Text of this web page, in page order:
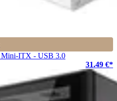
ITX - USB 3.0
31.49 €*